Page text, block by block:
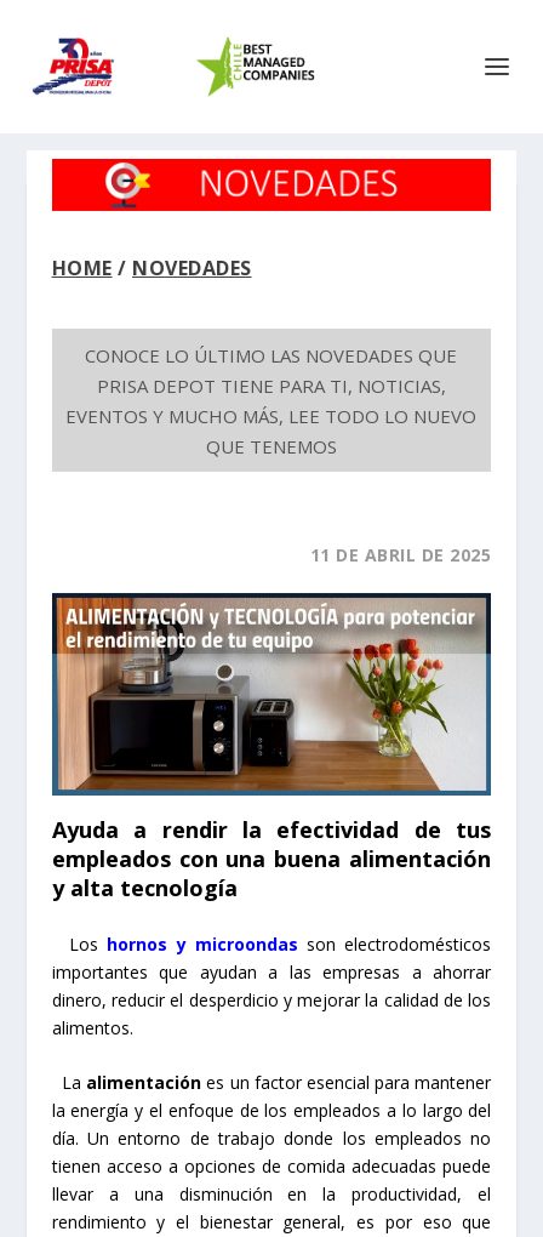
HOME / NOVEDADES
CONOCE LO ÚLTIMO LAS NOVEDADES QUE
PRISA DEPOT TIENE PARA TI, NOTICIAS,
EVENTOS Y MUCHO MÁS, LEE TODO LO NUEVO
QUE TENEMOS
11 DE ABRIL DE 2025
Ayuda a rendir la efectividad de tus
empleados con una buena alimentación
y alta tecnología
Los hornos y microondas son electrodomésticos
importantes que ayudan a las empresas a ahorrar
dinero, reducir el desperdicio y mejorar la calidad de los
alimentos.
La alimentación es un factor esencial para mantener
la energía y el enfoque de los empleados a lo largo del
día. Un entorno de trabajo donde los empleados no
tienen acceso a opciones de comida adecuadas puede
llevar a una disminución en la productividad, el
rendimiento y el bienestar general, es por eso que